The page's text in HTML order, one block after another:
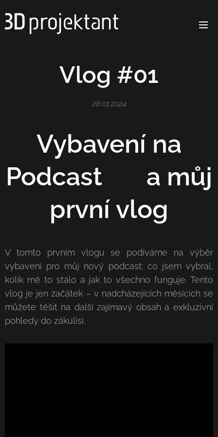
Vlog #01
28.01.2024
Vybavení na
Podcast 🎧 a můj
první vlog
V tomto prvním vlogu se podíváme na výběr
vybavení pro můj nový podcast: co jsem vybral,
kolik mě to stálo a jak to všechno funguje. Tento
vlog je jen začátek – v nadcházejících měsících se
můžete těšit na další zajímavý obsah a exkluzivní
pohledy do zákulisí.